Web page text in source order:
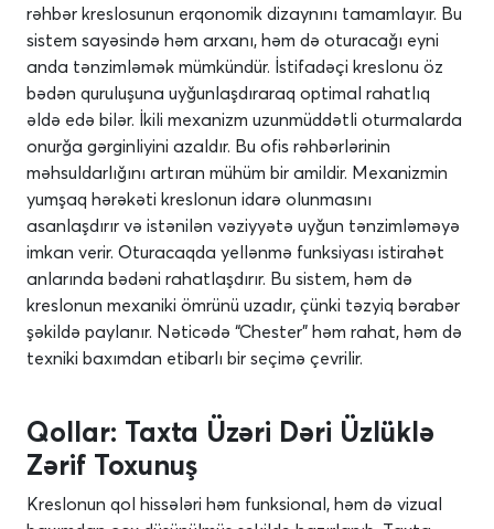
rəhbər kreslosunun erqonomik dizaynını tamamlayır. Bu
sistem sayəsində həm arxanı, həm də oturacağı eyni
anda tənzimləmək mümkündür. İstifadəçi kreslonu öz
bədən quruluşuna uyğunlaşdıraraq optimal rahatlıq
əldə edə bilər. İkili mexanizm uzunmüddətli oturmalarda
onurğa gərginliyini azaldır. Bu ofis rəhbərlərinin
məhsuldarlığını artıran mühüm bir amildir. Mexanizmin
yumşaq hərəkəti kreslonun idarə olunmasını
asanlaşdırır və istənilən vəziyyətə uyğun tənzimləməyə
imkan verir. Oturacaqda yellənmə funksiyası istirahət
anlarında bədəni rahatlaşdırır. Bu sistem, həm də
kreslonun mexaniki ömrünü uzadır, çünki təzyiq bərabər
şəkildə paylanır. Nəticədə “Chester” həm rahat, həm də
texniki baxımdan etibarlı bir seçimə çevrilir.
Qollar: Taxta Üzəri Dəri Üzlüklə
Zərif Toxunuş
Kreslonun qol hissələri həm funksional, həm də vizual